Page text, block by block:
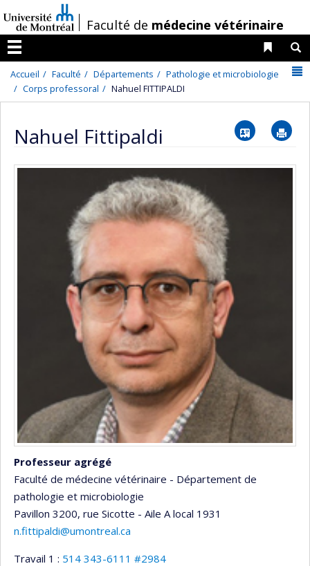
au
contenu
/Faculté de médecine vétérinaire
Menu
Liens
Accueil Faculté Départements
Pathologie et microbiologie
Corps professoral
Nahuel FITTIPALDI
Nahuel Fittipaldi Vcard
Professeur agrégé
Faculté de médecine vétérinaire - Département de
pathologie et microbiologie
Pavillon 3200, rue Sicotte - Aile Alocal 1931
n.fittipaldi@umontreal.ca
Travail 1 : 514 343-6111 #2984